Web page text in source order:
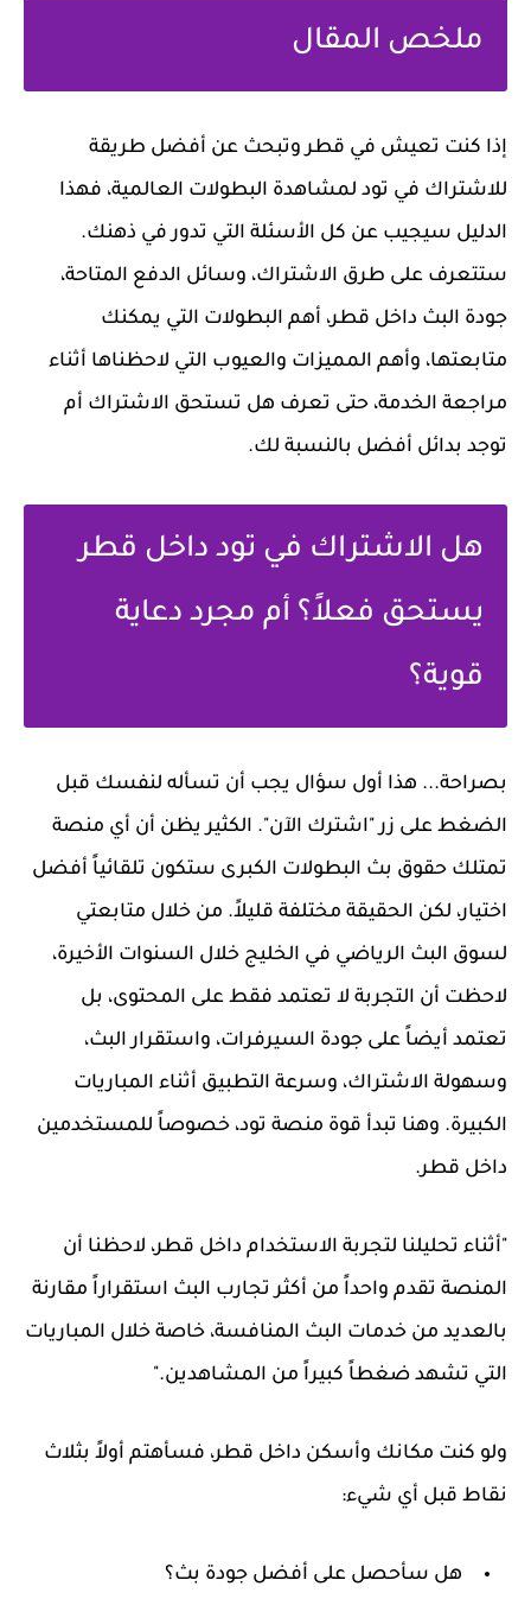
ملخص المقال
إذا كنت تعيش في قطر وتبحث عن أفضل طريقة
للاشتراك في تود لمشاهدة البطولات العالمية، فهذا
الدليل سيجيب عن كل الأسئلة التي تدور في ذهنك.
ستتعرف على طرق الاشتراك، وسائل الدفع المتاحة،
جودة البث داخل قطر، أهم البطولات التي يمكنك
متابعتها، وأهم المميزات والعيوب التي لاحظناها أثناء
مراجعة الخدمة، حتى تعرف هل تستحق الاشتراك أم
توجد بدائل أفضل بالنسبة لك.
هل الاشتراك في تود داخل قطر
يستحق فعلاً؟ أم مجرد دعاية
قوية؟
بصراحة... هذا أول سؤال يجب أن تسأله لنفسك قبل
الضغط على زر "اشترك الآن". الكثير يظن أن أي منصة
تمتلك حقوق بث البطولات الكبرى ستكون تلقائياً أفضل
اختيار، لكن الحقيقة مختلفة قليلاً. من خلال متابعتي
لسوق البث الرياضي في الخليج خلال السنوات الأخيرة،
لاحظت أن التجربة لا تعتمد فقط على المحتوى، بل
تعتمد أيضاً على جودة السيرفرات، واستقرار البث،
وسهولة الاشتراك، وسرعة التطبيق أثناء المباريات
الكبيرة. وهنا تبدأ قوة منصة تود، خصوصاً للمستخدمين
داخل قطر.
"أثناء تحليلنا لتجربة الاستخدام داخل قطر، لاحظنا أن
المنصة تقدم واحداً من أكثر تجارب البث استقراراً مقارنة
بالعديد من خدمات البث المنافسة، خاصة خلال المباريات
التي تشهد ضغطاً كبيراً من المشاهدين."
ولو كنت مكانك وأسكن داخل قطر، فسأهتم أولاً بثلاث
نقاط قبل أي شيء:
هل سأحصل على أفضل جودة بث؟